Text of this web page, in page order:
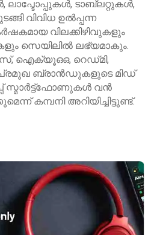
ടാബ്ലറ്റുകൾ,
വിവിധ ഉൽപ്പന്ന
വിലക്കിഴിവുകളും
സെയിലിൽ ലഭ്യമാകും.
ഐക്യൂഒഒ, റെഡ്‍മി,
പ്രമുഖ ബ്രാൻഡുകളുടെ മിഡ്
സ്മാർട്ട്ഫോണുകൾ വൻ
കമ്പനി അറിയിച്ചിട്ടുണ്ട്.